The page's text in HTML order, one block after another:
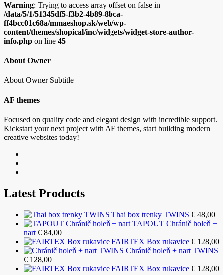
Warning: Trying to access array offset on false in
/data/5/1/51345df5-f3b2-4b89-8bca-
ff4bcc01c68a/mmaeshop.sk/web/wp-
content/themes/shopical/inc/widgets/widget-store-author-
info.php on line 45
About Owner
About Owner Subtitle
AF themes
Focused on quality code and elegant design with incredible support.
Kickstart your next project with AF themes, start building modern
creative websites today!
Latest Products
Thai box trenky TWINS € 48,00
TAPOUT Chránič holeň +
nart € 84,00
FAIRTEX Box rukavice € 128,00
Chránič holeň + nart TWINS
€ 128,00
FAIRTEX Box rukavice € 128,00